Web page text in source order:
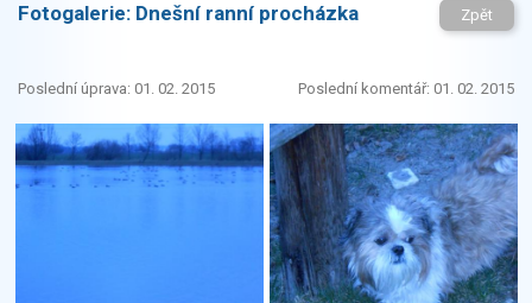
Fotogalerie: Dnešní ranní procházka Zpět
Poslední úprava: 01. 02. 2015 Poslední komentář: 01. 02. 2015